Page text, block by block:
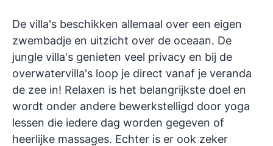
De villa's beschikken allemaal over een eigen
zwembadje en uitzicht over de oceaan. De
jungle villa's genieten veel privacy en bij de
overwatervilla's loop je direct vanaf je veranda
de zee in! Relaxen is het belangrijkste doel en
wordt onder andere bewerkstelligd door yoga
lessen die iedere dag worden gegeven of
heerlijke massages. Echter is er ook zeker